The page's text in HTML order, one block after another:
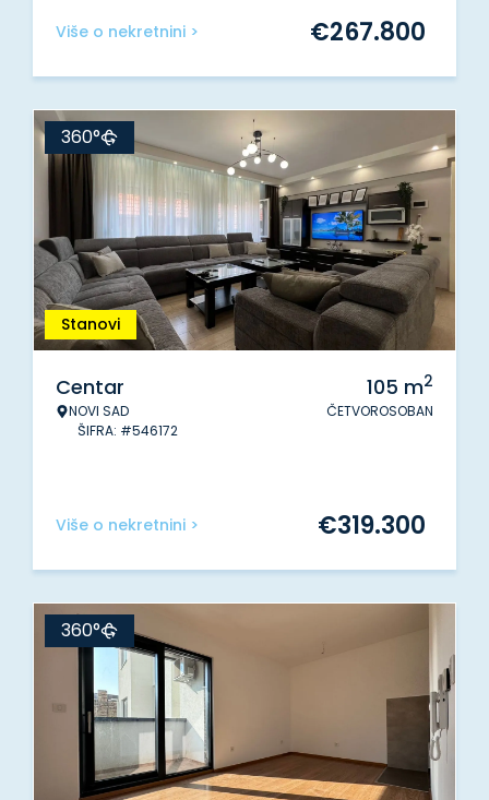
Više o nekretnini > €267.800
Stanovi
360°
Centar
NOVI SAD
ŠIFRA: #546172
105 m2
ČETVOROSOBAN
Više o nekretnini > €319.300
360°